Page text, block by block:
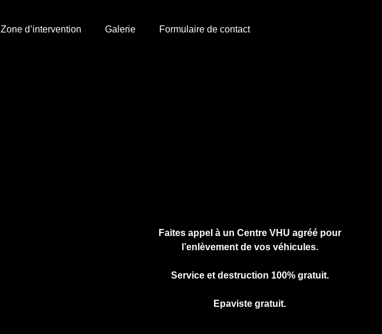
Zone d’intervention Galerie Formulaire de contact
Faites appel à un Centre VHU agréé pour
l’enlèvement de vos véhicules.
Service et destruction 100% gratuit.
Epaviste gratuit.